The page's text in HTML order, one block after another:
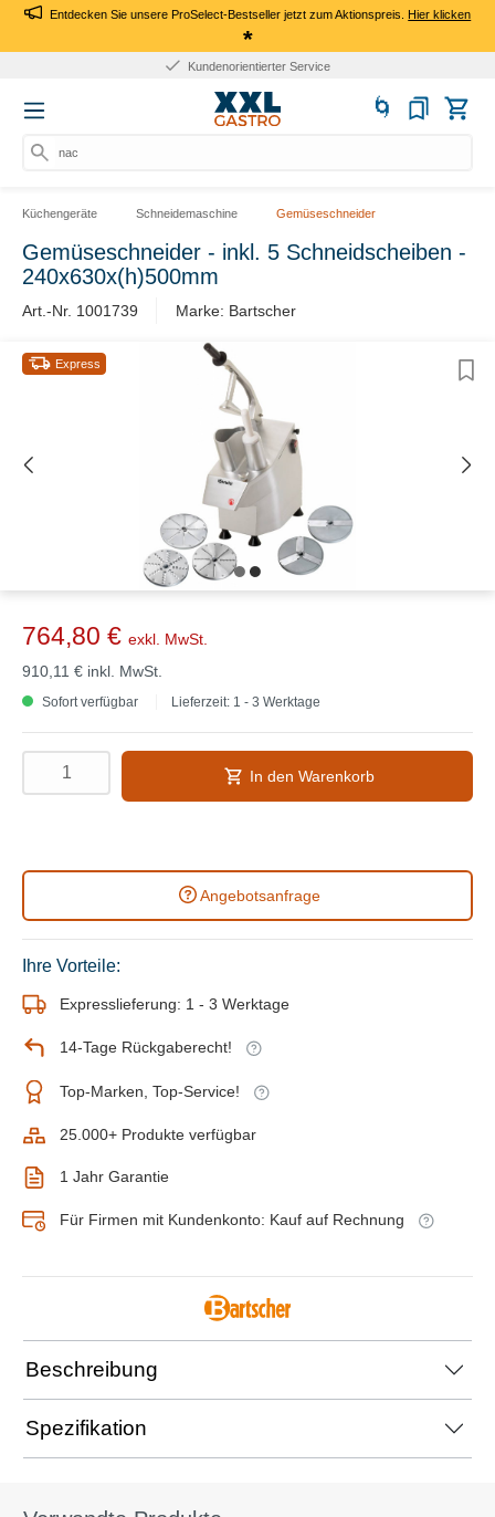
Entdecken Sie unsere ProSelect-Bestseller jetzt zum Aktionspreis.Hier klicken
*
Kundenorientierter Service
nach
Küchengeräte Schneidemaschine Gemüseschneider
Gemüseschneider - inkl. 5 Schneidscheiben -
240x630x(h)500mm
Art.-Nr. 1001739 Marke: Bartscher
Express
764,80 € exkl. MwSt.
910,11 € inkl. MwSt.
Sofort verfügbar Lieferzeit: 1 - 3 Werktage
In den Warenkorb
Angebotsanfrage
Ihre Vorteile:
Expresslieferung: 1 - 3 Werktage
14-Tage Rückgaberecht!
Top-Marken, Top-Service!
25.000+ Produkte verfügbar
1 Jahr Garantie
Für Firmen mit Kundenkonto: Kauf auf Rechnung
Beschreibung
Spezifikation